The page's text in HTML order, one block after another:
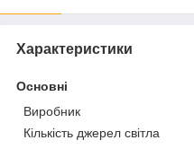
Характеристики
Основні
Виробник
Кількість джерел світла